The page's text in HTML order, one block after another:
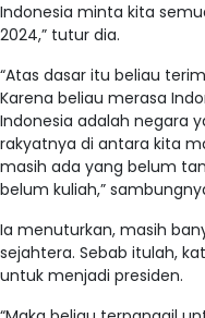
Indonesia minta kita
2024,” tutur dia.
“Atas dasar itu beliau
Karena beliau merasa
Indonesia adalah negara
rakyatnya di antara kita
masih ada yang belum
belum kuliah,”
Ia menuturkan, masih
sejahtera. Sebab itulah,
untuk menjadi presiden.